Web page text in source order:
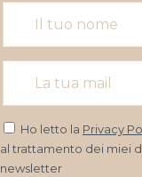
Ho letto la Privacy
al trattamento dei miei
newsletter